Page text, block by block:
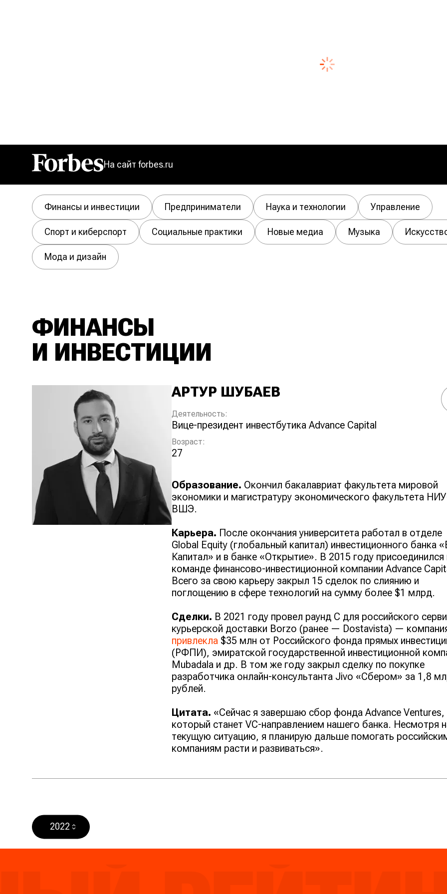
На сайт forbes.ru
Финансы и инвестиции Предприниматели Наука и технологии Управление
Спорт и киберспорт Социальные практики Новые медиа Музыка
Мода и дизайн
ФИНАНСЫ
И ИНВЕСТИЦИИ
АРТУР ШУБАЕВ
Деятельность:
вице-президент инвестбутика Advance Capital
Возраст:
27
Образование. Окончил бакалавриат факультета мировой
экономики и магистратуру экономического факультета
ВШЭ.
Карьера. После окончания университета работал в отделе
Global Equity (глобальный капитал) инвестиционного банка
Капитал» и в банке «Открытие». В 2015 году присоединился
команде финансово-инвестиционной компании Advance
Всего за свою карьеру закрыл 15 сделок по слиянию и
поглощению в сфере технологий на сумму более $1 млрд.
Сделки. В 2021 году провел раунд С для российского
курьерской доставки Borzo (ранее — Dostavista) —
привлекла $35 млн от Российского фонда прямых
(РФПИ), эмиратской государственной инвестиционной
Mubadala и др. В том же году закрыл сделку по покупке
разработчика онлайн-консультанта Jivo «Сбером» за 1,8
рублей.
Цитата. «Сейчас я завершаю сбор фонда Advance Ventures,
который станет VC-направлением нашего банка. Несмотря
текущую ситуацию, я планирую дальше помогать
компаниям расти и развиваться».
2022